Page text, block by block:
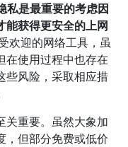
私是最重要的考虑因
能获得更安全的上网
欢迎的网络工具，虽
在使用过程中也存在
些风险，采取相应措
关重要。虽然大象加
，但部分免费或低价